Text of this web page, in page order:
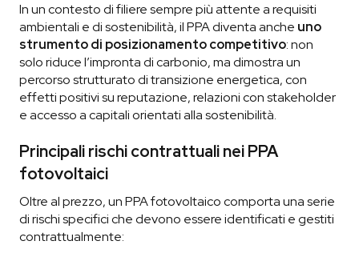
In un contesto di filiere sempre più attente a requisiti
ambientali e di sostenibilità, il PPA diventa anche uno
strumento di posizionamento competitivo: non
solo riduce l’impronta di carbonio, ma dimostra un
percorso strutturato di transizione energetica, con
effetti positivi su reputazione, relazioni con stakeholder
e accesso a capitali orientati alla sostenibilità.
Principali rischi contrattuali nei PPA
fotovoltaici
Oltre al prezzo, un PPA fotovoltaico comporta una serie
di rischi specifici che devono essere identificati e gestiti
contrattualmente: